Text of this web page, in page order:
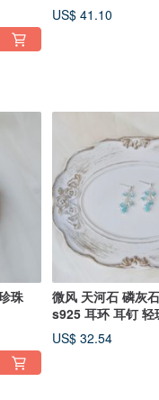
US$ 41.10
珠
微风 天河石 磷灰
s925 耳环 耳钉 轻
US$ 32.54